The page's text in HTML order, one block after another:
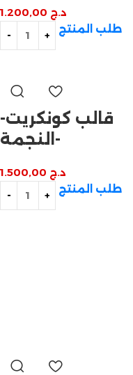
د.ج
طلب المنتج
قالب كونكريت-
النجمة-
د.ج
طلب المنتج